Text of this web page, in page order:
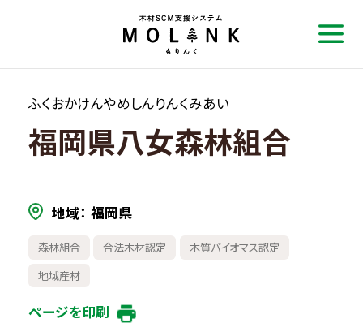
ふくおかけんやめしんりんくみあい
福岡県八女森林組合
地域 福岡県
森林組合 合法木材認定
木質バイオマス認定
地域産材
ページを印刷